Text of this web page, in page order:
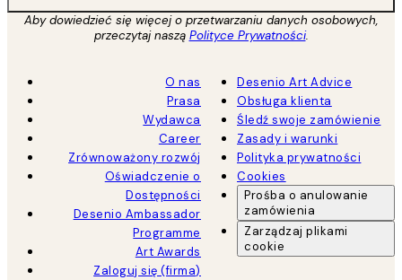
Aby dowiedzieć się więcej o przetwarzaniu danych osobowych,
przeczytaj naszą Polityce Prywatności.
O nas
Prasa
Wydawca
Career
Zrównoważony rozwój
Oświadczenie o
Dostępności
Desenio Ambassador
Programme
Art Awards
Zaloguj się (firma)
Desenio Art Advice
Obsługa klienta
Śledź swoje zamówienie
Zasady i warunki
Polityka prywatności
Cookies
Prośba o anulowanie
zamówienia
Zarządzaj plikami
cookie